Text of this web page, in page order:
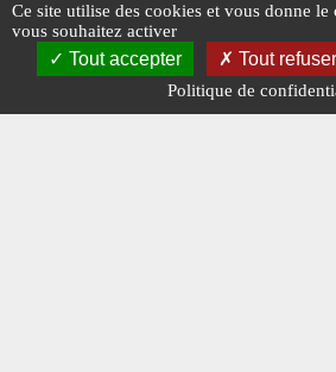
#ATMOSPHÈRE #BERNARD VERMEYLEN
Ce site utilise des cookies et vous donne
vous souhaitez activer
Tout accepter Tout refuser
Politique de